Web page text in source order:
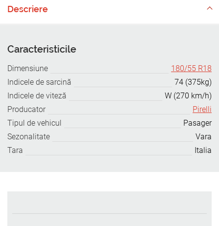
Descriere
Caracteristicile
Dimensiune
180/55 R18
Indicele de sarcină
74 (375kg)
Indicele de viteză
W (270 km/h)
Producator
Pirelli
Tipul de vehicul
Pasager
Sezonalitate
Vara
Tara
Italia